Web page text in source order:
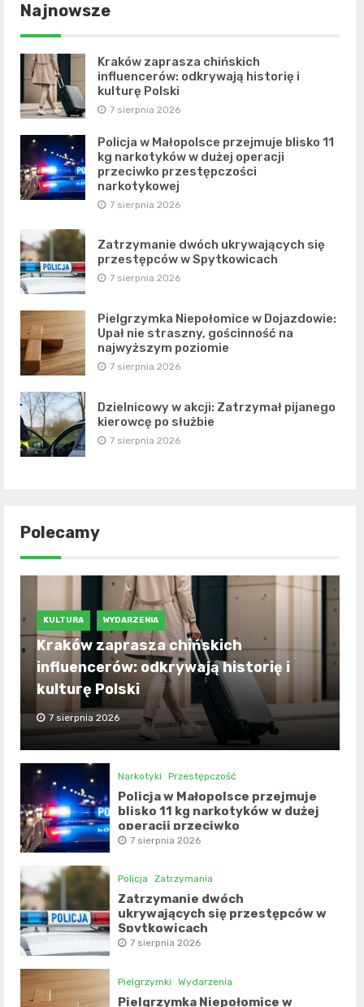
Najnowsze
Kraków zaprasza chińskich
influencerów: odkrywają historię i
kulturę Polski
7 sierpnia 2026
Policja w Małopolsce przejmuje blisko 11
kg narkotyków w dużej operacji
przeciwko przestępczości
narkotykowej
7 sierpnia 2026
Zatrzymanie dwóch ukrywających się
przestępców w Spytkowicach
7 sierpnia 2026
Pielgrzymka Niepołomice w Dojazdowie:
Upał nie straszny, gościnność na
najwyższym poziomie
7 sierpnia 2026
Dzielnicowy w akcji: Zatrzymał pijanego
kierowcę po służbie
7 sierpnia 2026
Polecamy
KULTURA WYDARZENIA
Kraków zaprasza chińskich
influencerów: odkrywają historię i
kulturę Polski
7 sierpnia 2026
Narkotyki Przestępczość
Policja w Małopolsce przejmuje
blisko 11 kg narkotyków w dużej
operacji przeciwko
przestępczości narkotykowej
7 sierpnia 2026
Policja Zatrzymania
Zatrzymanie dwóch
ukrywających się przestępców w
Spytkowicach
7 sierpnia 2026
Pielgrzymki Wydarzenia
Pielgrzymka Niepołomice w